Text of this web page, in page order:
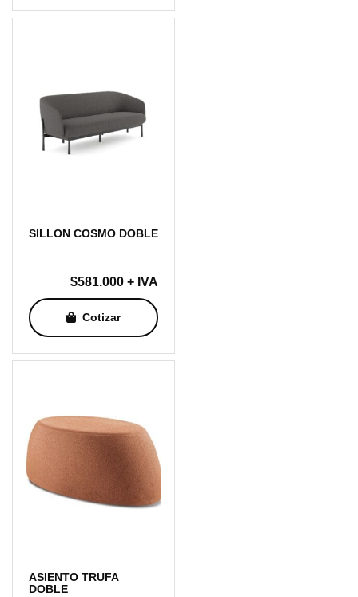
SILLON COSMO DOBLE
$581.000 + IVA
Cotizar
ASIENTO TRUFA
DOBLE